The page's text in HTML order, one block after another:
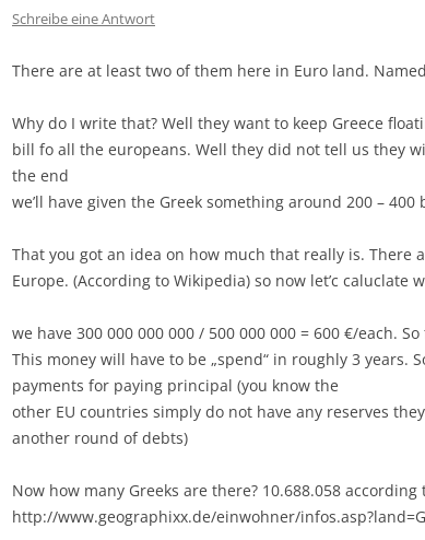
Schreibe eine Antwort
There are at least two of them here in Euro land.
Why do I write that? Well they want to keep Greece
bill fo all the europeans. Well they did not tell us they
the end
we’ll have given the Greek something around 200 – 400
That you got an idea on how much that really is. There
Europe. (According to Wikipedia) so now let’c caluclate
we have 300 000 000 000 / 500 000 000 = 600 €/each.
This money will have to be „spend“ in roughly 3 years.
payments for paying principal (you know the
other EU countries simply do not have any reserves
another round of debts)
Now how many Greeks are there? 10.688.058 according
http://www.geographixx.de/einwohner/